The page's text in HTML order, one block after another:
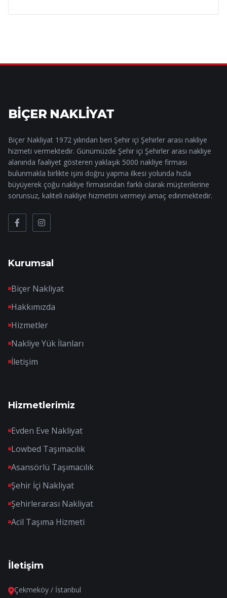
BİÇER NAKLİYAT
Biçer Nakliyat 1972 yılından beri Şehir içi Şehirler arası nakliye
hizmeti vermektedir. Günümüzde Şehir içi Şehirler arası nakliye
alanında faaliyet gösteren yaklaşık 5000 nakliye firması
bulunmakla birlikte işini doğru yapma ilkesi yolunda hızla
büyüyerek çoğu nakliye firmasından farklı olarak müşterilerine
sorunsuz, kaliteli nakliye hizmetini vermeyi amaç edinmektedir.
Kurumsal
Biçer Nakliyat
Hakkımızda
Hizmetler
Nakliye Yük İlanları
İletişim
Hizmetlerimiz
Evden Eve Nakliyat
Lowbed Taşımacılık
Asansörlü Taşımacılık
Şehir İçi Nakliyat
Şehirlerarası Nakliyat
Acil Taşıma Hizmeti
İletişim
Çekmeköy / İstanbul